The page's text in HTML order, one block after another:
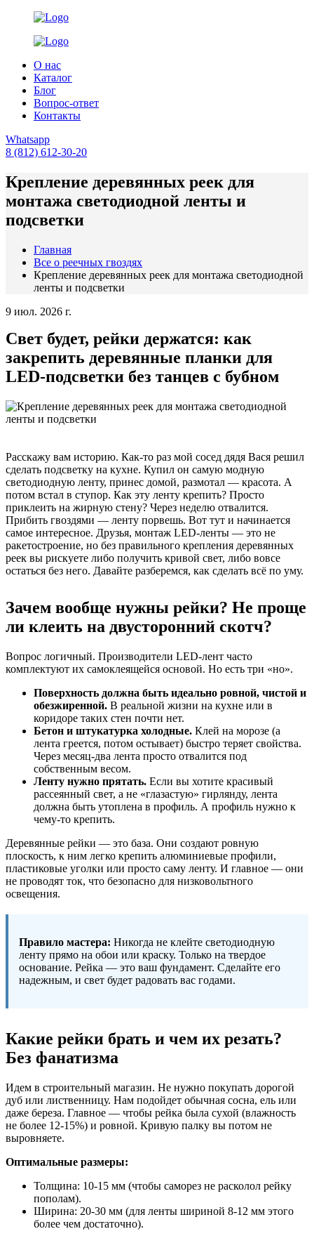
О нас
Каталог
Блог
Вопрос-ответ
Контакты
Whatsapp
8 (812) 612-30-20
Крепление деревянных реек для
монтажа светодиодной ленты и
подсветки
Главная
Все о реечных гвоздях
Крепление деревянных реек для монтажа светодиодной
ленты и подсветки
9 июл. 2026 г.
Свет будет, рейки держатся: как
закрепить деревянные планки для
LED-подсветки без танцев с бубном
Расскажу вам историю. Как-то раз мой сосед дядя Вася решил
сделать подсветку на кухне. Купил он самую модную
светодиодную ленту, принес домой, размотал — красота. А
потом встал в ступор. Как эту ленту крепить? Просто
приклеить на жирную стену? Через неделю отвалится.
Прибить гвоздями — ленту порвешь. Вот тут и начинается
самое интересное. Друзья, монтаж LED-ленты — это не
ракетостроение, но без правильного крепления деревянных
реек вы рискуете либо получить кривой свет, либо вовсе
остаться без него. Давайте разберемся, как сделать всё по уму.
Зачем вообще нужны рейки? Не проще
ли клеить на двусторонний скотч?
Вопрос логичный. Производители LED-лент часто
комплектуют их самоклеящейся основой. Но есть три «но».
Поверхность должна быть идеально ровной, чистой и
обезжиренной. В реальной жизни на кухне или в
коридоре таких стен почти нет.
Бетон и штукатурка холодные. Клей на морозе (а
лента греется, потом остывает) быстро теряет свойства.
Через месяц-два лента просто отвалится под
собственным весом.
Ленту нужно прятать. Если вы хотите красивый
рассеянный свет, а не «глазастую» гирлянду, лента
должна быть утоплена в профиль. А профиль нужно к
чему-то крепить.
Деревянные рейки — это база. Они создают ровную
плоскость, к ним легко крепить алюминиевые профили,
пластиковые уголки или просто саму ленту. И главное — они
не проводят ток, что безопасно для низковольтного
освещения.
Правило мастера: Никогда не клейте светодиодную
ленту прямо на обои или краску. Только на твердое
основание. Рейка — это ваш фундамент. Сделайте его
надежным, и свет будет радовать вас годами.
Какие рейки брать и чем их резать?
Без фанатизма
Идем в строительный магазин. Не нужно покупать дорогой
дуб или лиственницу. Нам подойдет обычная сосна, ель или
даже береза. Главное — чтобы рейка была сухой (влажность
не более 12-15%) и ровной. Кривую палку вы потом не
выровняете.
Оптимальные размеры:
Толщина: 10-15 мм (чтобы саморез не расколол рейку
пополам).
Ширина: 20-30 мм (для ленты шириной 8-12 мм этого
более чем достаточно).